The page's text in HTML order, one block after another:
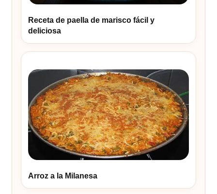
Receta de paella de marisco fácil y
deliciosa
Arroz a la Milanesa